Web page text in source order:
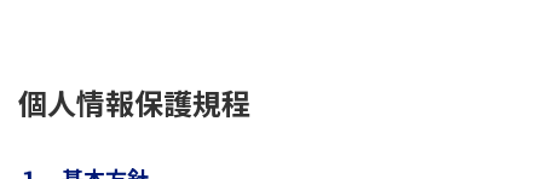
個人情報保護規程